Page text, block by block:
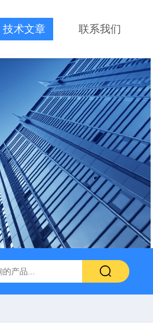
技术文章 联系我们
iDeal TA物性测试仪 化工